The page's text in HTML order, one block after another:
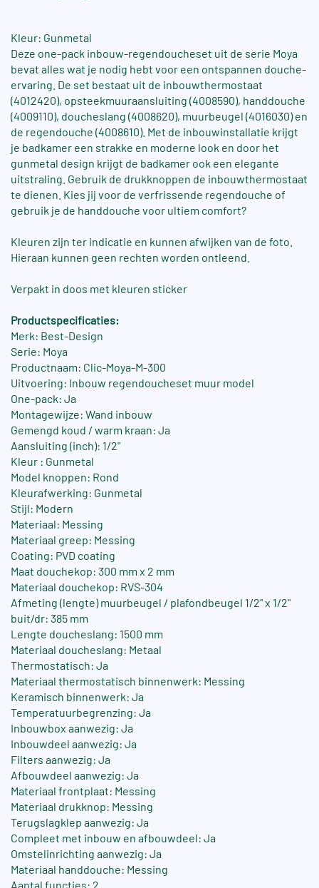
Kleur: Gunmetal
Deze one-pack inbouw-regendoucheset uit de serie Moya
bevat alles wat je nodig hebt voor een ontspannen douche-
ervaring. De set bestaat uit de inbouwthermostaat
(4012420), opsteekmuuraansluiting (4008590), handdouche
(4009110), doucheslang (4008620), muurbeugel (4016030) en
de regendouche (4008610). Met de inbouwinstallatie krijgt
je badkamer een strakke en moderne look en door het
gunmetal design krijgt de badkamer ook een elegante
uitstraling. Gebruik de drukknoppen de inbouwthermostaat
te dienen. Kies jij voor de verfrissende regendouche of
gebruik je de handdouche voor ultiem comfort?
Kleuren zijn ter indicatie en kunnen afwijken van de foto.
Hieraan kunnen geen rechten worden ontleend.
Verpakt in doos met kleuren sticker
Productspecificaties:
Merk: Best-Design
Serie: Moya
Productnaam: Clic-Moya-M-300
Uitvoering: Inbouw regendoucheset muur model
One-pack: Ja
Montagewijze: Wand inbouw
Gemengd koud / warm kraan: Ja
Aansluiting (inch): 1/2"
Kleur : Gunmetal
Model knoppen: Rond
Kleurafwerking: Gunmetal
Stijl: Modern
Materiaal: Messing
Materiaal greep: Messing
Coating: PVD coating
Maat douchekop: 300 mm x 2 mm
Materiaal douchekop: RVS-304
Afmeting (lengte) muurbeugel / plafondbeugel 1/2" x 1/2"
buit/dr: 385 mm
Lengte doucheslang: 1500 mm
Materiaal doucheslang: Metaal
Thermostatisch: Ja
Materiaal thermostatisch binnenwerk: Messing
Keramisch binnenwerk: Ja
Temperatuurbegrenzing: Ja
Inbouwbox aanwezig: Ja
Inbouwdeel aanwezig: Ja
Filters aanwezig: Ja
Afbouwdeel aanwezig: Ja
Materiaal frontplaat: Messing
Materiaal drukknop: Messing
Terugslagklep aanwezig: Ja
Compleet met inbouw en afbouwdeel: Ja
Omstelinrichting aanwezig: Ja
Materiaal handdouche: Messing
Aantal functies: 2